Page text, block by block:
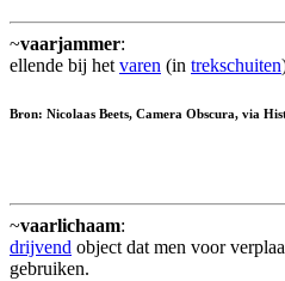
~vaarjammer:
ellende bij hetvaren (in trekschuiten
Bron: Nicolaas Beets, Camera Obscura, via
~vaarlichaam:
drijvend object dat men voor
gebruiken.